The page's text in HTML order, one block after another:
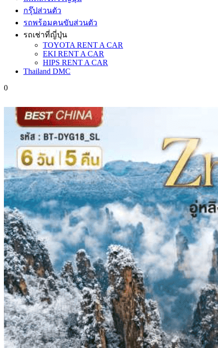
กรุ๊ปส่วนตัว
รถพร้อมคนขับส่วนตัว
รถเช่าที่ญี่ปุ่น
TOYOTA RENT A CAR
EKI RENT A CAR
HIPS RENT A CAR
Thailand DMC
0